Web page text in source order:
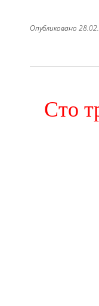
Опубликовано
Сто